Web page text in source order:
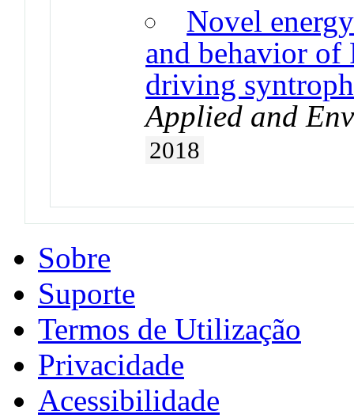
Novel
and behavior
driving
Applied and
2018
Sobre
Suporte
Termos de Utilização
Privacidade
Acessibilidade